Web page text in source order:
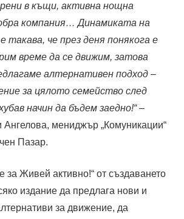
в къщи, активна нощна
компания… Динамиката на
такава, че през деня понякога е
време да се движим, затова
алтернативен подход –
за цялото семейство след
начин да бъдем заедно!“ –
Ангелова, мениджър „Комуникации“
Пазар.
за Живей активно!“ от създаването
издание да предлага нови и
за движение, да